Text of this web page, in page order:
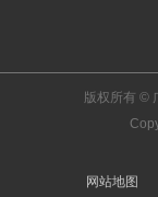
版权所有 ©
网站地图